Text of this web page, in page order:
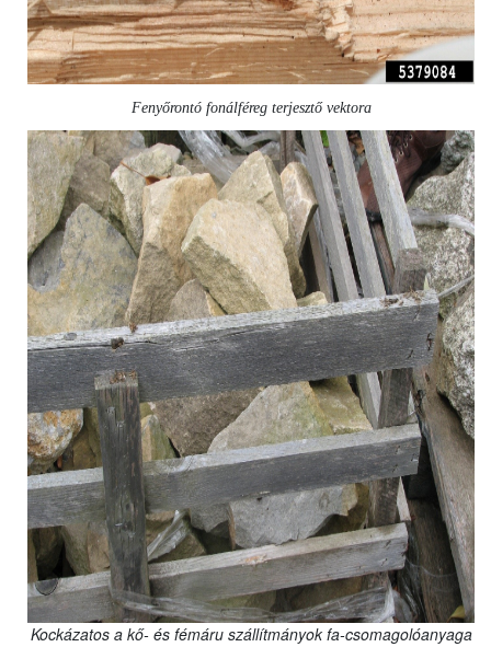
Fenyőrontó fonálféreg terjesztő vektora
Kockázatos a kő- és fémáru szállítmányok fa-csomagolóanyaga